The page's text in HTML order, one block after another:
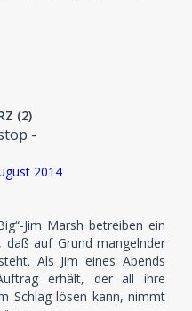
(2)
-
2014
Jim Marsh betreiben ein
daß auf Grund mangelnder
Als Jim eines Abends
erhält, der all ihre
Schlag lösen kann, nimmt